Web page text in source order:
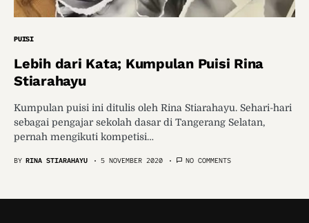
PUISI
Lebih dari Kata; Kumpulan Puisi Rina
Stiarahayu
Kumpulan puisi ini ditulis oleh Rina Stiarahayu. Sehari-hari
sebagai pengajar sekolah dasar di Tangerang Selatan,
pernah mengikuti kompetisi…
BY RINA STIARAHAYU 5 NOVEMBER 2020 NO COMMENTS